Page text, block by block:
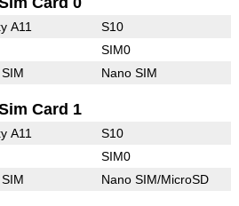
A11 S10
SIM0
Nano SIM
Card 1
A11 S10
SIM0
Nano SIM/MicroSD